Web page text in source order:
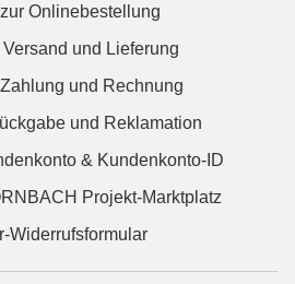
Onlinebestellung
und Lieferung
und Rechnung
und Reklamation
& Kundenkonto-ID
Projekt-Marktplatz
Widerrufsformular